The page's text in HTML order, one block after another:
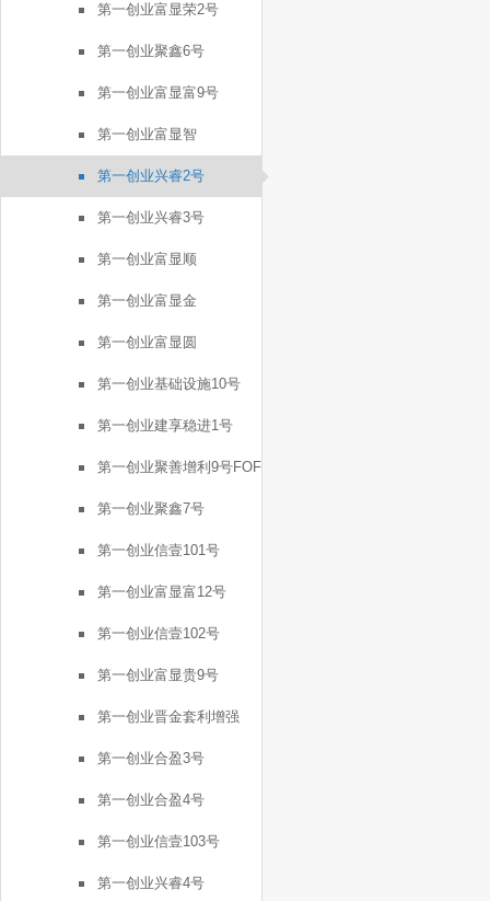
强FOF1号
第一创业富显荣2号
第一创业聚鑫6号
第一创业富显富9号
第一创业富显智
第一创业兴睿2号
第一创业兴睿3号
第一创业富显顺
第一创业富显金
第一创业富显圆
第一创业基础设施10号
第一创业建享稳进1号
第一创业聚善增利9号FOF
第一创业聚鑫7号
第一创业信壹101号
第一创业富显富12号
第一创业信壹102号
第一创业富显贵9号
第一创业晋金套利增强
FOF2号
第一创业合盈3号
第一创业合盈4号
第一创业信壹103号
第一创业兴睿4号